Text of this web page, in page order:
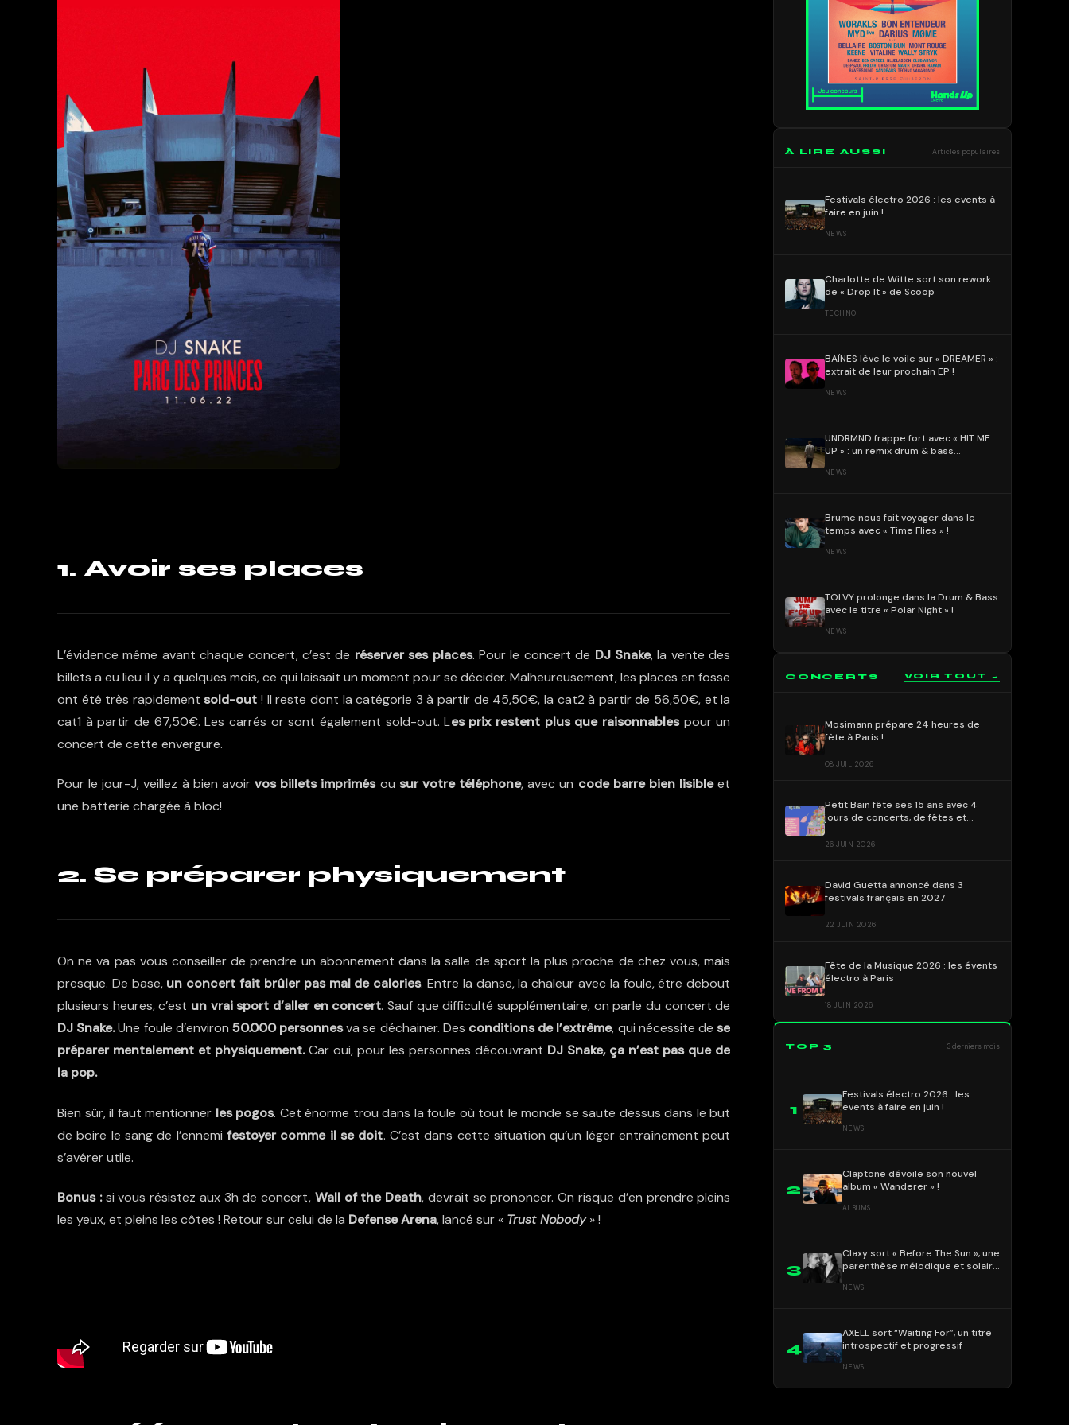
1. Avoir ses places
L’évidence même avant chaque concert, c’est de réserver ses places. Pour le concert de DJ Snake, la vente des
billets a eu lieu il y a quelques mois, ce qui laissait un moment pour se décider. Malheureusement, les places en fosse
ont été très rapidementsold-out ! Il reste dont la catégorie 3 à partir de 45,50€, la cat2 à partir de 56,50€, et la
cat1 à partir de 67,50€. Les carrés or sont également sold-out. Les prix restent plus que raisonnablespour un
concert de cette envergure.
Pour le jour-J, veillez à bien avoirvos billets imprimésou sur votre téléphone, avec un code barre bien lisibleet
une batterie chargée à bloc!
2. Se préparer physiquement
On ne va pas vous conseiller de prendre un abonnement dans la salle de sport la plus proche de chez vous, mais
presque. De base, un concert fait brûler pas mal de calories. Entre la danse, la chaleur avec la foule, être debout
plusieurs heures, c’est un vrai sport d’aller en concert. Sauf que difficulté supplémentaire, on parle du concert de
DJ Snake.Une foule d’environ 50.000 personnesva se déchainer. Des conditions de l’extrême, qui nécessite dese
préparer mentalement et physiquement.Car oui, pour les personnes découvrant DJ Snake, ça n’est pas que de
la pop.
Bien sûr, il faut mentionner les pogos. Cet énorme trou dans la foule où tout le monde se saute dessus dans le but
deboire le sang de l’ennemi festoyer comme il se doit. C’est dans cette situation qu’un léger entraînement peut
s’avérer utile.
Bonus :si vous résistez aux 3h de concert, Wall of the Death, devrait se prononcer. On risque d’en prendre pleins
les yeux, et pleins les côtes ! Retour sur celui de la Defense Arena, lancé sur « Trust Nobody» !
À LIRE AUSSI Articles populaires
Festivals électro 2026 : les events à
faire en juin !
NEWS
Charlotte de Witte sort son rework
de « Drop It » de Scoop
TECHNO
BAÏNES lève le voile sur « DREAMER » :
extrait de leur prochain EP !
NEWS
UNDRMND frappe fort avec « HIT ME
UP » : un remix drum & bass
NEWS
Brume nous fait voyager dans le
temps avec « Time Flies » !
NEWS
TOLVY prolonge dans la Drum & Bass
avec le titre « Polar Night » !
NEWS
CONCERTS VOIR TOUT →
Mosimann prépare 24 heures de
fête à Paris !
08 JUIL 2026
Petit Bain fête ses 15 ans avec 4
jours de concerts, de fêtes et
26 JUIN 2026
David Guetta annoncé dans 3
festivals français en 2027
22 JUIN 2026
Fête de la Musique 2026 : les évents
électro à Paris
18 JUIN 2026
TOP 3 3 derniers mois
1
Festivals électro 2026 : les
events à faire en juin !
NEWS
2
Claptone dévoile son nouvel
album « Wanderer » !
ALBUMS
3
Claxy sort « Before The Sun », une
parenthèse mélodique et solaire
NEWS
4
AXELL sort “Waiting For”, un titre
introspectif et progressif
NEWS